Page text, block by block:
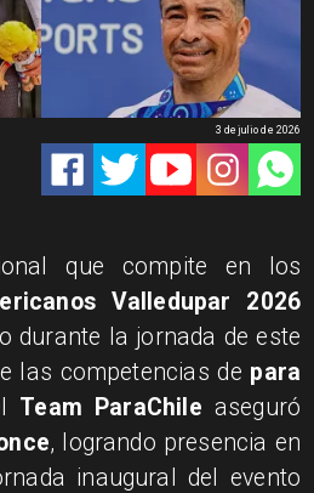
3 de julio de 2026
que compite en los
Valledupar 2026
durante la jornada de este
las competencias de para
Team ParaChile aseguró
, logrando presencia en
inaugural del evento